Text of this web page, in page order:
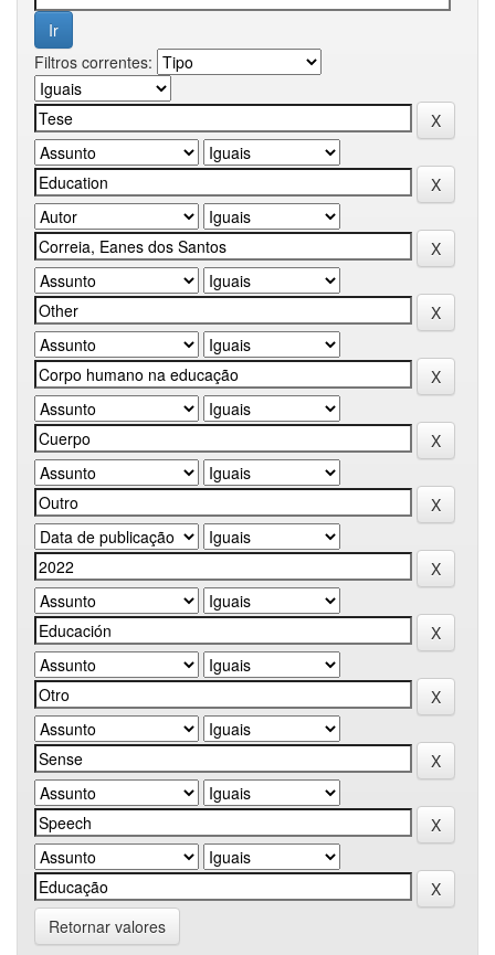
Filtros correntes:
Retornar valores